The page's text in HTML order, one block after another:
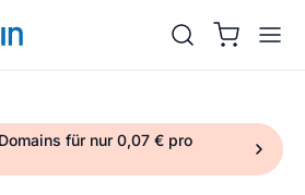
für nur 0,07 € pro